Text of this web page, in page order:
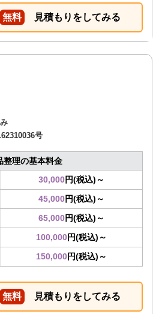
無料 見積もりをしてみる
号
整理の基本料金
30,000円(税込)～
45,000円(税込)～
65,000円(税込)～
100,000円(税込)～
150,000円(税込)～
無料 見積もりをしてみる